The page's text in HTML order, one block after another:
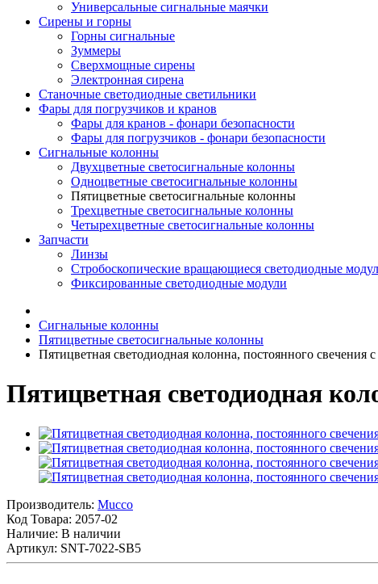
Универсальные сигнальные маячки
Сирены и горны
Горны сигнальные
Зуммеры
Сверхмощные сирены
Электронная сирена
Станочные светодиодные светильники
Фары для погрузчиков и кранов
Фары для кранов - фонари безопасности
Фары для погрузчиков - фонари безопасности
Сигнальные колонны
Двухцветные светосигнальные колонны
Одноцветные светосигнальные колонны
Пятицветные светосигнальные колонны
Трехцветные светосигнальные колонны
Четырехцветные светосигнальные колонны
Запчасти
Линзы
Стробоскопические вращающиеся светодиодные
Фиксированные светодиодные модули
Сигнальные колонны
Пятицветные светосигнальные колонны
Пятицветная светодиодная колонна, постоянного свечения
Пятицветная светодиодная
Производитель: Mucco
Код Товара: 2057-02
Наличие: В наличии
Артикул: SNT-7022-SB5